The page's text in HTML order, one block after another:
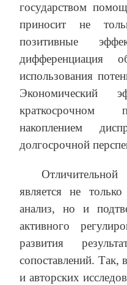
государством
приносит не
позитивные
дифференциация
использования
Экономический
краткосрочном
накоплением
долгосрочной
является не
анализ, но и
активного
развития
сопоставлений.
и авторских